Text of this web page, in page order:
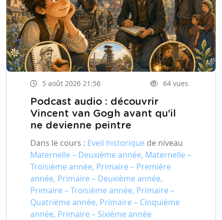
5 août 2026 21:56 64 vues
Podcast audio : découvrir
Vincent van Gogh avant qu'il
ne devienne peintre
Dans le cours : Eveil historique de niveau
Maternelle – Deuxième année, Maternelle –
Troisième année, Primaire – Première
année, Primaire – Deuxième année,
Primaire – Troisième année, Primaire –
Quatrième année, Primaire – Cinquième
année, Primaire – Sixième année